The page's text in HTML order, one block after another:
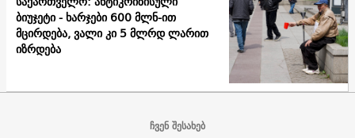
ბიუჯეტი - ხარჯები 600 მლნ-ით
მცირდება, ვალი კი 5 მლრდ ლარით
იზრდება
ჩვენ შესახებ